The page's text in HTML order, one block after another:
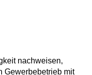
nachweisen,
Gewerbebetrieb mit